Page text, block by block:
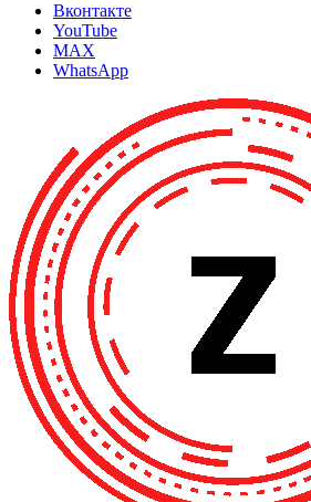
Вконтакте
YouTube
MAX
WhatsApp